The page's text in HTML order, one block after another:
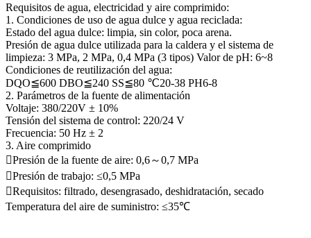
Requisitos de agua, electricidad y aire comprimido:
1. Condiciones de uso de agua dulce y agua reciclada:
Estado del agua dulce: limpia, sin color, poca arena.
Presión de agua dulce utilizada para la caldera y el sistema de
limpieza: 3 MPa, 2 MPa, 0,4 MPa (3 tipos) Valor de pH: 6~8
Condiciones de reutilización del agua:
DQO≦600 DBO≦240 SS≦80 ℃20-38 PH6-8
2. Parámetros de la fuente de alimentación
Voltaje: 380/220V ± 10%
Tensión del sistema de control: 220/24 V
Frecuencia: 50 Hz ± 2
3. Aire comprimido
Presión de la fuente de aire: 0,6～0,7 MPa
Presión de trabajo: ≤0,5 MPa
Requisitos: filtrado, desengrasado, deshidratación, secado
Temperatura del aire de suministro: ≤35℃